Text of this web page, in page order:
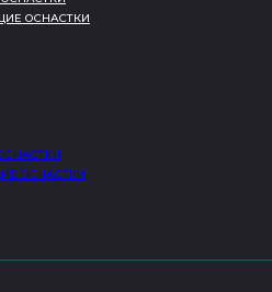
ОСНАСТКИ
ОСНАСТКИ